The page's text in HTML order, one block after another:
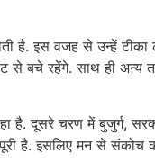
है. इस वजह से उन्हें
से बचे रहेंगे. साथ ही अन्य
दूसरे चरण में बुजुर्ग,
पूरी है. इसलिए मन से